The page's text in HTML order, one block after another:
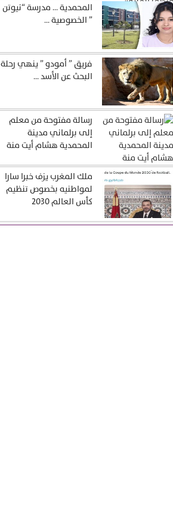
المحمدية … مدرسة “نيوتن
” الخصوصية ...
فريق ” أمودو ” ينهي رحلة
البحث عن الأسد ...
رسالة مفتوحة من معلم
إلى برلماني مدينة
المحمدية هشام أيت منة
ملك المغرب يزف خبرا سارا
لمواطنيه بخصوص تنظيم
كأس العالم 2030